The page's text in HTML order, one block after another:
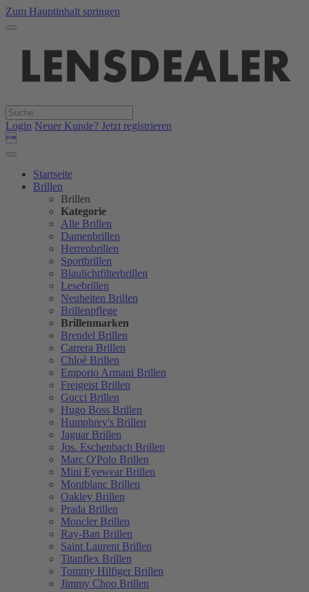
Zum Hauptinhalt springen
Login Neuer Kunde? Jetzt registrieren

Startseite
Brillen
Brillen
Kategorie
Alle Brillen
Damenbrillen
Herrenbrillen
Sportbrillen
Blaulichtfilterbrillen
Lesebrillen
Neuheiten Brillen
Brillenpflege
Brillenmarken
Brendel Brillen
Carrera Brillen
Chloé Brillen
Emporio Armani Brillen
Freigeist Brillen
Gucci Brillen
Hugo Boss Brillen
Humphrey's Brillen
Jaguar Brillen
Jos. Eschenbach Brillen
Marc O'Polo Brillen
Mini Eyewear Brillen
Montblanc Brillen
Oakley Brillen
Prada Brillen
Moncler Brillen
Ray-Ban Brillen
Saint Laurent Brillen
Titanflex Brillen
Tommy Hilfiger Brillen
Jimmy Choo Brillen